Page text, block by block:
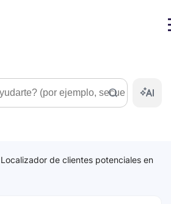
Localizador de clientes potenciales en